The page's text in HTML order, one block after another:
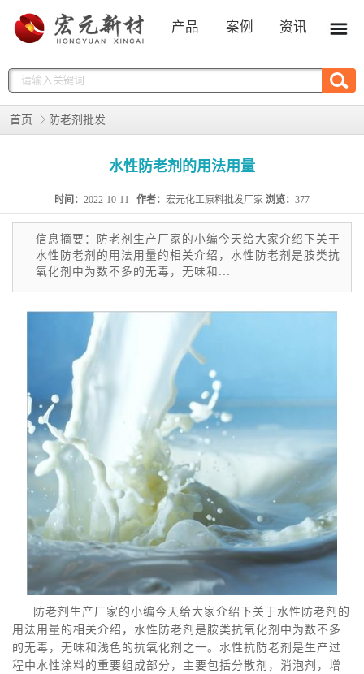
产品 案例 资讯
首页 防老剂批发
水性防老剂的用法用量
时间： 2022-10-11 作者： 宏元化工原料批发厂家 浏览： 377
信息摘要：防老剂生产厂家的小编今天给大家介绍下关于
水性防老剂的用法用量的相关介绍，水性防老剂是胺类抗
氧化剂中为数不多的无毒，无味和...
防老剂生产厂家的小编今天给大家介绍下关于水性防老剂的
用法用量的相关介绍，水性防老剂是胺类抗氧化剂中为数不多
的无毒，无味和浅色的抗氧化剂之一。水性抗防老剂是生产过
程中水性涂料的重要组成部分，主要包括分散剂，消泡剂，增